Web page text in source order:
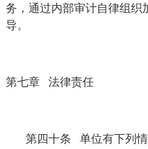
务，通过内部审计自律组织
导。
第七章 法律责任
第四十条 单位有下列情